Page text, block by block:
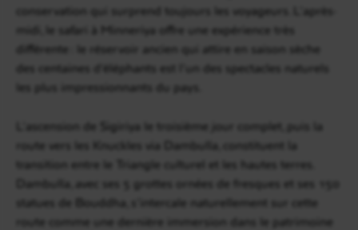
conservation qui surprend toujours les voyageurs. L’après-
midi, le safari à Minneriya offre une expérience très
différente : le réservoir ancien qui attire en saison sèche
des centaines d’éléphants est l’un des spectacles naturels
les plus impressionnants du pays.
L’ascension de Sigiriya le troisième jour complet, puis la
route vers les Knuckles via Dambulla, constituent la
transition entre le Triangle culturel et les hautes terres.
Dambulla, avec ses 5 grottes ornées de fresques et ses 150
statues de Bouddha, s’intercale naturellement sur cette
route comme une dernière immersion dans le patrimoine